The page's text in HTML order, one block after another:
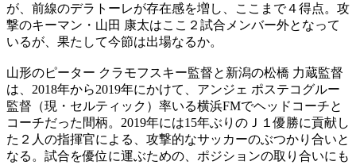
が、前線のデラトーレが存在感を増し、ここまで４得点。攻
撃のキーマン・山田 康太はここ２試合メンバー外となって
いるが、果たして今節は出場なるか。
山形のピーター クラモフスキー監督と新潟の松橋 力蔵監督
は、2018年から2019年にかけて、アンジェ ポステコグルー
監督（現・セルティック）率いる横浜FMでヘッドコーチと
コーチだった間柄。2019年には15年ぶりのＪ１優勝に貢献し
た２人の指揮官による、攻撃的なサッカーのぶつかり合いと
なる。試合を優位に運ぶための、ポジションの取り合いにも